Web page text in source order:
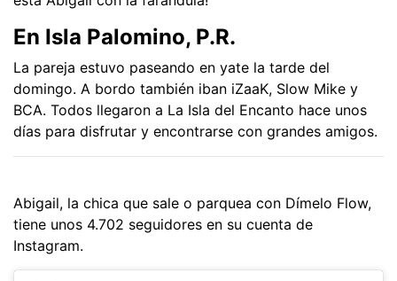
En Isla Palomino, P.R.
La pareja estuvo paseando en yate la tarde del
domingo. A bordo también iban iZaaK, Slow Mike y
BCA. Todos llegaron a La Isla del Encanto hace unos
días para disfrutar y encontrarse con grandes amigos.
Abigail, la chica que sale o parquea con Dímelo Flow,
tiene unos 4.702 seguidores en su cuenta de
Instagram.